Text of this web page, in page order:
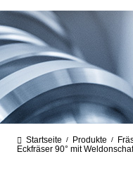
Startseite / Produkte /
Eckfräser 90° mit